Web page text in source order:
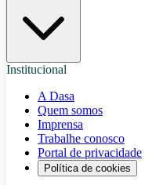
Institucional
A Dasa
Quem somos
Imprensa
Trabalhe conosco
Portal de privacidade
Política de cookies